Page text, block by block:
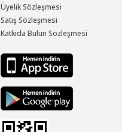
Üyelik Sözleşmesi
Satış Sözleşmesi
Katkıda Bulun Sözleşmesi